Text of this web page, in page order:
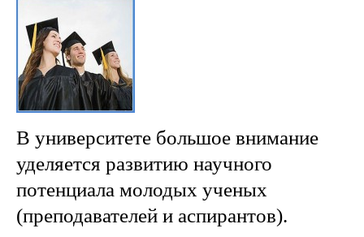
В университете большое внимание
уделяется развитию научного
потенциала молодых ученых
(преподавателей и аспирантов).